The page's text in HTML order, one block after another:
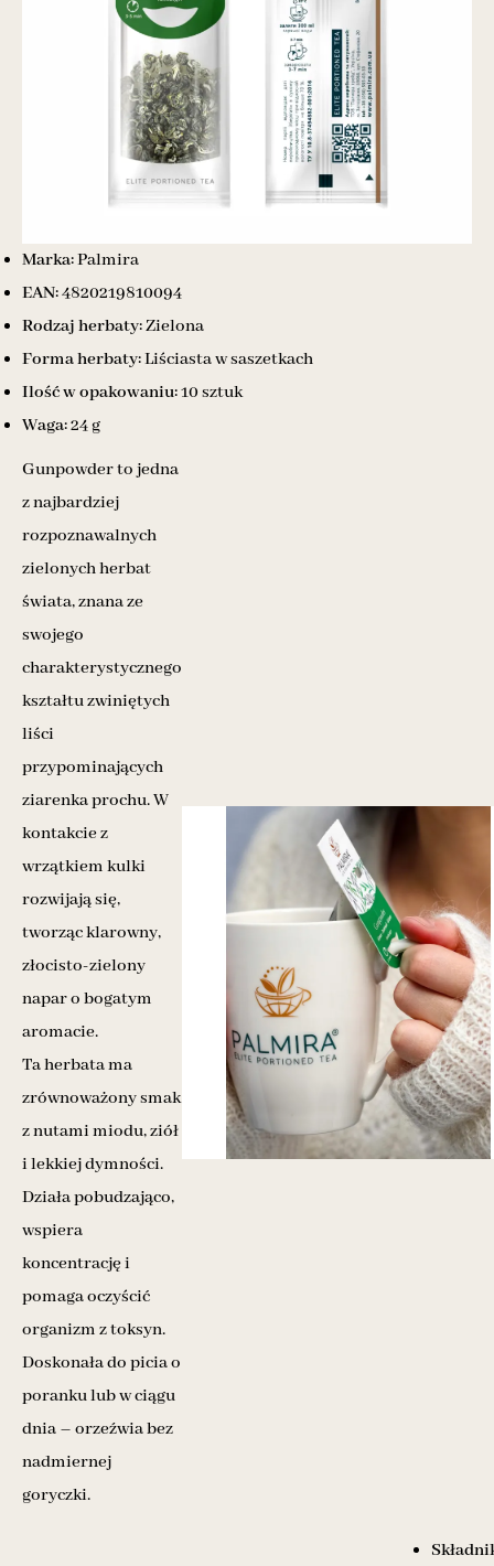
Marka:Palmira
EAN:4820219810094
Rodzaj herbaty:Zielona
Forma herbaty:Liściasta w saszetkach
Ilość w opakowaniu:10 sztuk
Waga:24 g
Gunpowder to jedna
z najbardziej
rozpoznawalnych
zielonych herbat
świata, znana ze
swojego
charakterystycznego
kształtu zwiniętych
liści
przypominających
ziarenka prochu. W
kontakcie z
wrzątkiem kulki
rozwijają się,
tworząc klarowny,
złocisto-zielony
napar o bogatym
aromacie.
Ta herbata ma
zrównoważony smak
z nutami miodu, ziół
i lekkiej dymności.
Działa pobudzająco,
wspiera
koncentrację i
pomaga oczyścić
organizm z toksyn.
Doskonała do picia o
poranku lub w ciągu
dnia – orzeźwia bez
nadmiernej
goryczki.